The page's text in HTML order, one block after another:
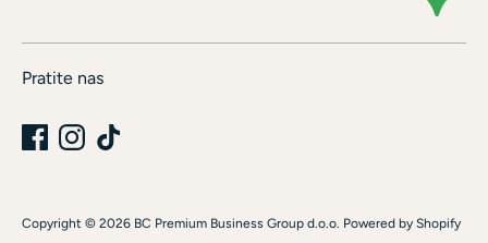
Pratite nas
Copyright © 2026 BC Premium Business Group d.o.o. Powered by Shopify